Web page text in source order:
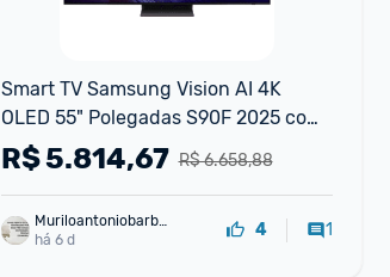
Smart TV Samsung Vision AI 4K
OLED 55" Polegadas S90F 2025 com
Alexa Integrada - Bivolt
R$ 6.658,88
R$5.814,67
Muriloantoniobarbo
sa
há 6 d 4 1